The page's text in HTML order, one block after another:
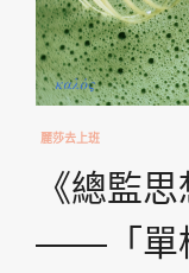
麗莎去上班
《總監
——「單